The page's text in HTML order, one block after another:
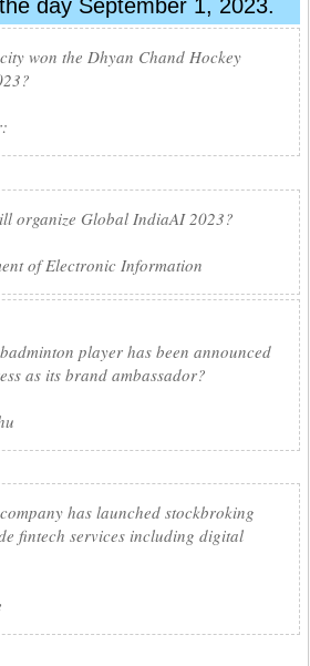
day September 1, 2023.
won the Dhyan Chand Hockey
organize Global IndiaAI 2023?
of Electronic Information
player has been announced
as its brand ambassador?
has launched stockbroking
fintech services including digital